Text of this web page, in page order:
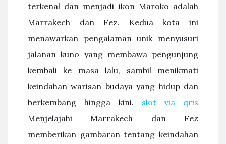
terkenal dan menjadi ikon Maroko adalah
Marrakech dan Fez. Kedua kota ini
menawarkan pengalaman unik menyusuri
jalanan kuno yang membawa pengunjung
kembali ke masa lalu, sambil menikmati
keindahan warisan budaya yang hidup dan
berkembang hingga kini. slot via qris
Menjelajahi Marrakech dan Fez
memberikan gambaran tentang keindahan